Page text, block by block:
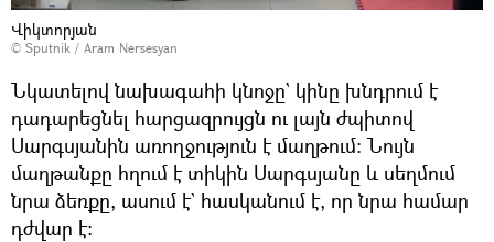
Վիկտորյան
© Sputnik / Aram Nersesyan
Նկատելով նախագահի կնոջը` կինը խնդրում է
դադարեցնել հարցազրույցն ու լայն ժպիտով
Սարգսյանին առողջություն է մաղթում։ Նույն
մաղթանքը հղում է տիկին Սարգսյանը և սեղմում
նրա ձեռքը, ասում է` հասկանում է, որ նրա համար
դժվար է։